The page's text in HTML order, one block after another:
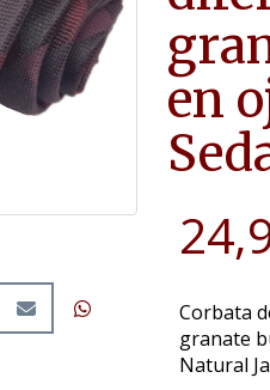
en
Corbata
granate
Natural